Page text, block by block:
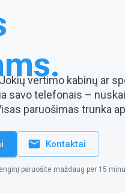
vertimo kabinų ar
savo telefonais –
paruošimas trunka
Kontaktai
paruošite maždaug per 15